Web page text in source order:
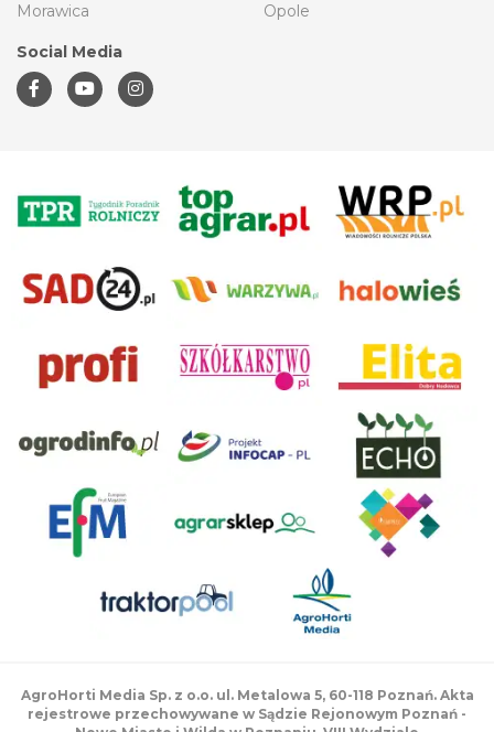
Morawica
Opole
Social Media
AgroHorti Media Sp. z o.o. ul. Metalowa 5, 60-118 Poznań. Akta
rejestrowe przechowywane w Sądzie Rejonowym Poznań -